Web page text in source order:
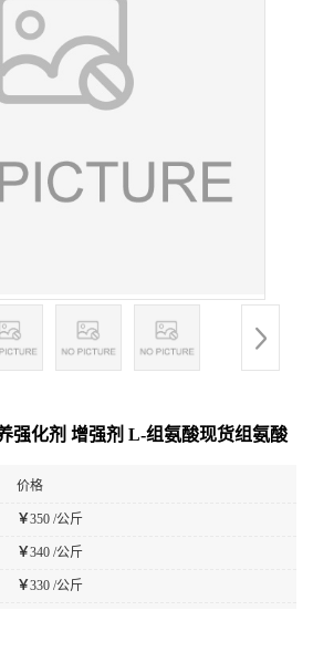
强化剂 增强剂 L-组氨酸现货组氨酸
价格
￥350 /公斤
￥340 /公斤
￥330 /公斤